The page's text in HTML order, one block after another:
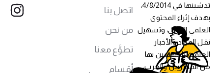
تدشينها في 4/8/2014،
بهدف إثراء المحتوى
العلمي العربي، وتسهيل
نقل المواد والأخبار
العلمية للمهتمين بها
من المصريين والعرب،
اتصل بنا
من نحن
تطوَّع معنا
أقسام